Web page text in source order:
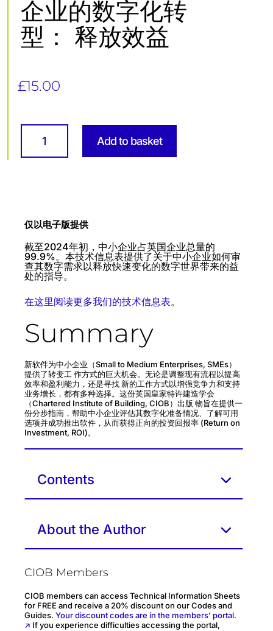
企业的数字化转
型： 释放效益
£15.00
Digital
Transformation
SMEs:
企
的
数
字
化
释
效
益
quantity
Add to basket
仅以电子版提供
截至2024年初，中小企业占英国企业总量的
99.9%。本技术信息表提供了关于中小企业如何审
查其数字需求以释放快速变化的数字世界带来的益
处的指导。
在这里阅读更多我们的技术信息表。
Summary
新软件为中小企业（Small to Medium Enterprises, SMEs）
提供了转变工 作方式的巨大机会。无论是调整现有流程以提高
效率和盈利能力，还是寻找 新的工作方式以增强竞争力和支持
业务增长，都有多种选择。这份英国皇家特许建造学会
（Chartered Institute of Building, CIOB）出版 物旨在提供一
份分步指南，帮助中小企业评估其数字化准备情况、了解可用
选项并成功推出软件，从而获得正向的投资回报率 (Return on
Investment, ROI)。
Contents
About the Author
CIOB Members
CIOB members can access Technical Information Sheets
for FREE and receive a 20% discount on our Codes and
Guides.Your discount codes are in the members’ portal.
↗ If you experience difficulties accessing the portal,